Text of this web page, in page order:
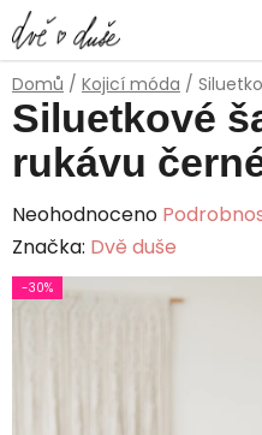
Přejít
na
obsah
Domů / Kojicí móda /
Siluetkové
rukávu
Průměrné
hodnocení
produktu
Neohodnoceno
Značka: Dvě duše
-30%